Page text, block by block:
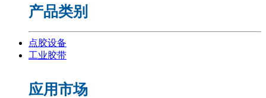
产品类别
点胶设备
工业胶带
应用市场